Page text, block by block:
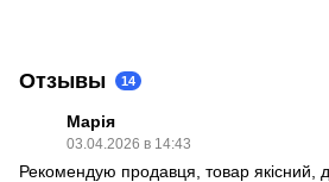
Отзывы 14
Марія
03.04.2026 в 14:43
Рекомендую продавця, товар якісний,